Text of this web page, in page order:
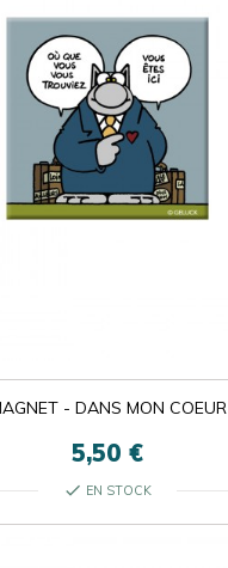
- DANS MON COEUR
5,50 €
check EN STOCK